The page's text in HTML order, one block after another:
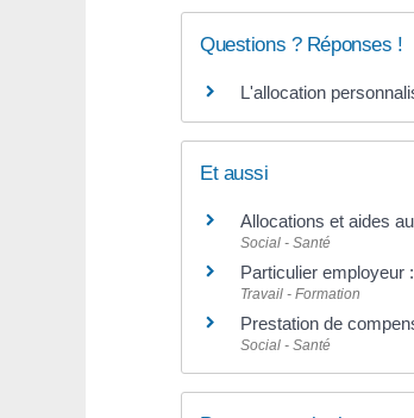
Questions ? Réponses !
L'allocation
Et aussi
Allocations et aides
Social - Santé
Particulier employeur
Travail - Formation
Prestation de
Social - Santé